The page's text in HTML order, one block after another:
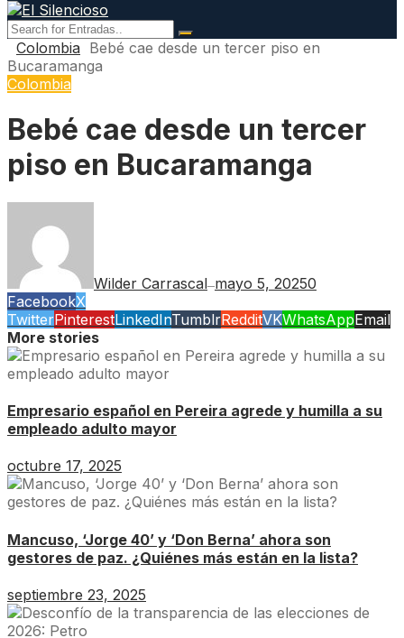
Colombia Bebé cae desde un tercer piso en
Bucaramanga
Colombia
Bebé cae desde un tercer
piso en Bucaramanga
Wilder Carrascal—mayo 5, 20250
FacebookX
TwitterPinterestLinkedInTumblrRedditVKWhatsAppEmail
More stories
Empresario español en Pereira agrede y humilla a su
empleado adulto mayor
octubre 17, 2025
Mancuso, ‘Jorge 40’ y ‘Don Berna’ ahora son
gestores de paz. ¿Quiénes más están en la lista?
septiembre 23, 2025